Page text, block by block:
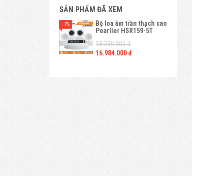
SẢN PHẨM ĐÃ XEM
Bộ loa âm trần thạch cao
Pearller HSR159-5T
18.290.000 đ
16.984.000 đ
- 7%